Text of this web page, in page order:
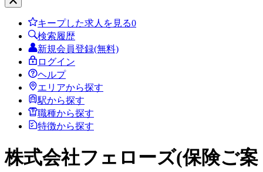
キープした求人を見る0
検索履歴
新規会員登録(無料)
ログイン
ヘルプ
エリアから探す
駅から探す
職種から探す
特徴から探す
株式会社フェローズ(保険ご案